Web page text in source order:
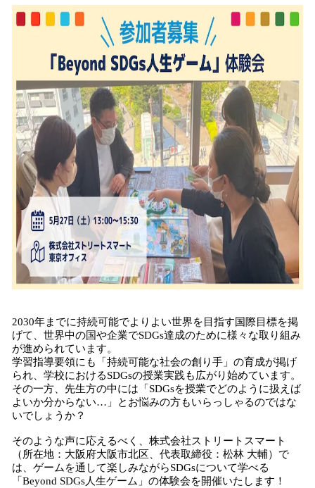
！
数
込
み
中
で
す
2030年までに持続可能でよりよい世界を目指す国際目標を掲
げて、世界中の国や企業でSDGs達成のために様々な取り組み
が進められています。
学習指導要領にも「持続可能な社会の創り手」の育成が掲げ
られ、学校におけるSDGsの授業実践も広がり始めています。
その一方、先生方の中には「SDGsを授業でどのように扱えば
よいか分からない…」とお悩みの方もいらっしゃるのではな
いでしょうか？
そのような声に応えるべく、株式会社ストリートスマート
（所在地：大阪府大阪市北区、代表取締役：松林 大輔）で
は、ゲームを通して楽しみながらSDGsについて学べる
「Beyond SDGs人生ゲーム」の体験会を開催いたします！